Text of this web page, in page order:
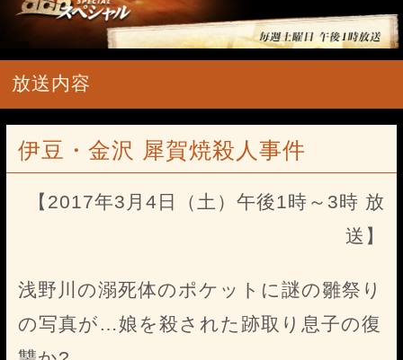
放送内容
伊豆・金沢 犀賀焼殺人事件
【2017年3月4日（土）午後1時～3時 放
送】
浅野川の溺死体のポケットに謎の雛祭り
の写真が…娘を殺された跡取り息子の復